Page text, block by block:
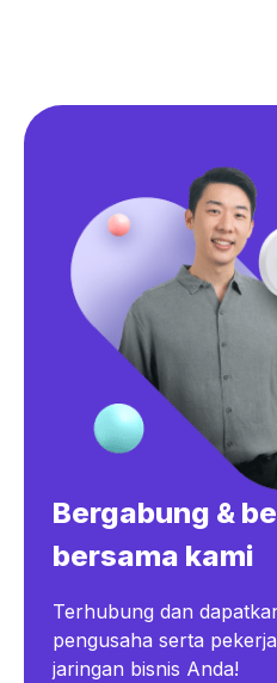
Bergabung &
bersama kami
Terhubung dan
pengusaha serta
jaringan bisnis Anda!